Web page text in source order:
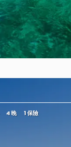
4 晚 1 保險